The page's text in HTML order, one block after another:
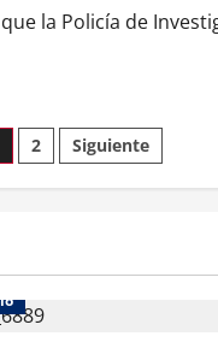
la Policía de
2 Siguiente